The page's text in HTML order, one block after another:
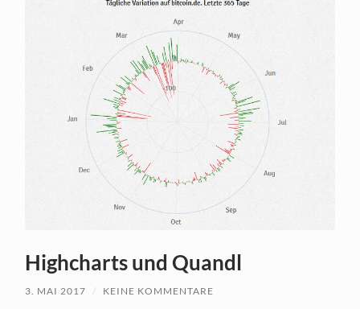
Highcharts und Quandl
3. MAI 2017 / KEINE KOMMENTARE